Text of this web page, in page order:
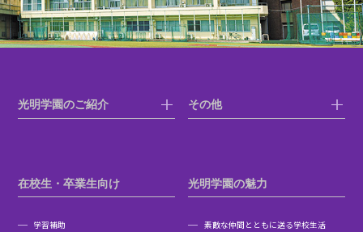
光明学園のご紹介 その他
在校生・卒業生向け
学習補助
光明学園の魅力
素敵な仲間とともに送る学校生活